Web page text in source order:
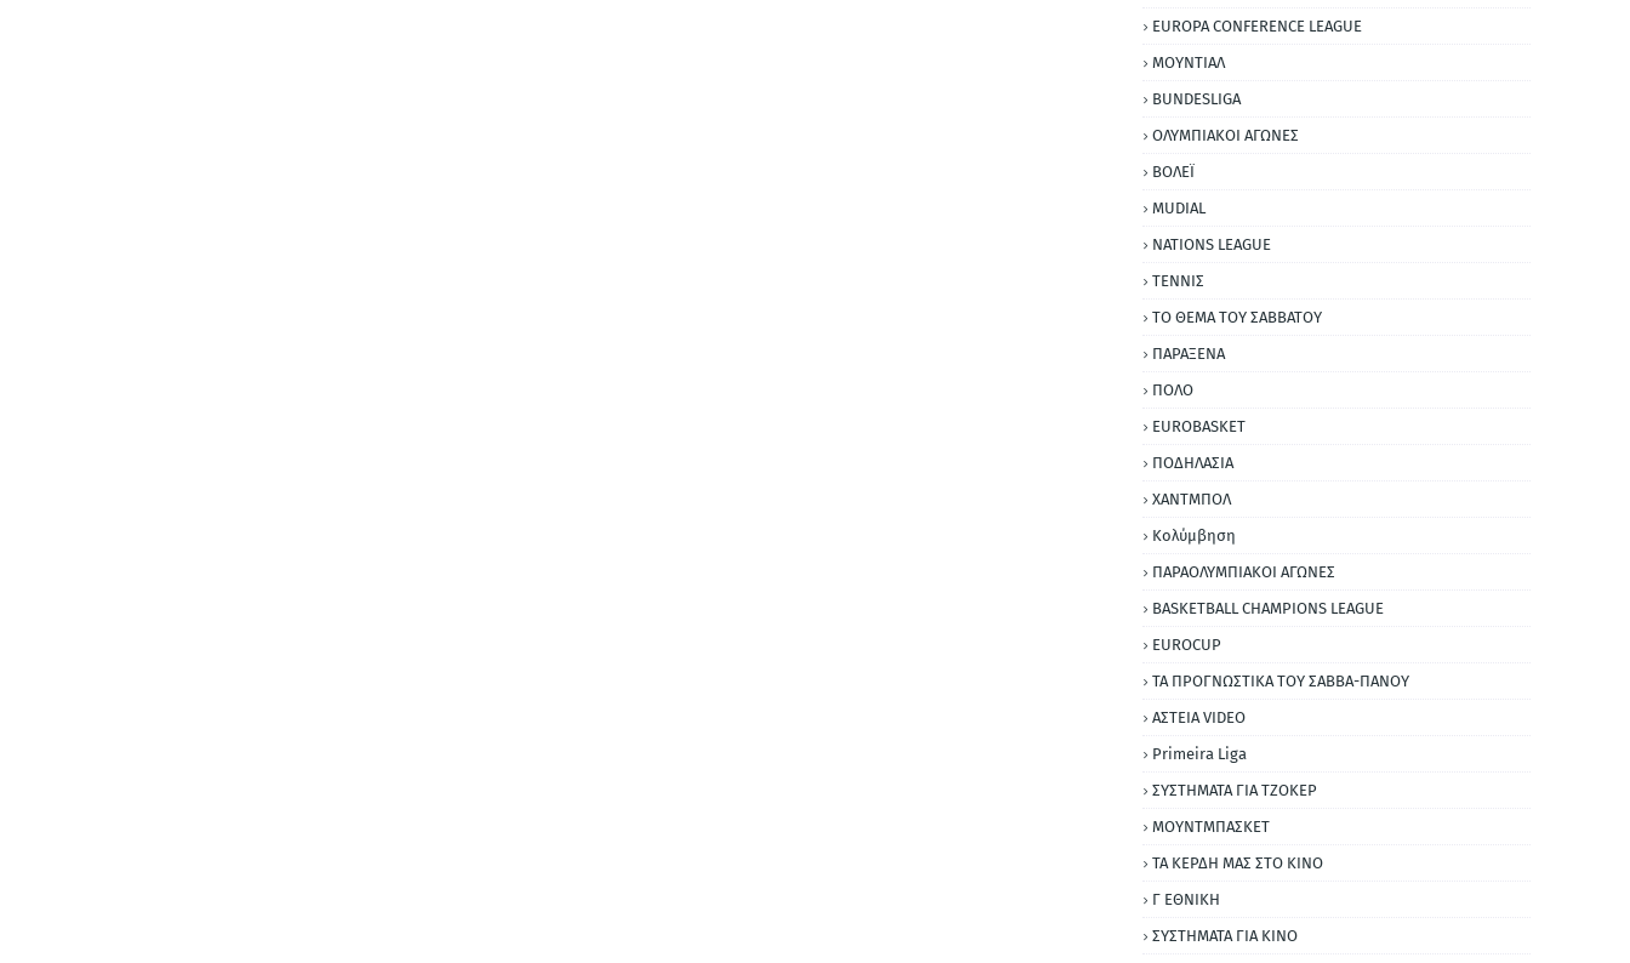
EUROPA CONFERENCE LEAGUE
ΜΟΥΝΤΙΑΛ
BUNDESLIGA
ΟΛΥΜΠΙΑΚΟΙ ΑΓΩΝΕΣ
ΒΟΛΕΪ
MUDIAL
NATIONS LEAGUE
ΤΕΝΝΙΣ
ΤΟ ΘΕΜΑ ΤΟΥ ΣΑΒΒΑΤΟΥ
ΠΑΡΑΞΕΝΑ
ΠΟΛΟ
EUROBASKET
ΠΟΔΗΛΑΣΙΑ
ΧΑΝΤΜΠΟΛ
Κολύμβηση
ΠΑΡΑΟΛΥΜΠΙΑΚΟΙ ΑΓΩΝΕΣ
BASKETBALL CHAMPIONS LEAGUE
EUROCUP
ΤΑ ΠΡΟΓΝΩΣΤΙΚΑ ΤΟΥ ΣΑΒΒΑ-ΠΑΝΟΥ
ΑΣΤΕΙΑ VIDEO
Primeira Liga
ΣΥΣΤΗΜΑΤΑ ΓΙΑ ΤΖΟΚΕΡ
ΜΟΥΝΤΜΠΑΣΚΕΤ
ΤΑ ΚΕΡΔΗ ΜΑΣ ΣΤΟ ΚΙΝΟ
Γ ΕΘΝΙΚΗ
ΣΥΣΤΗΜΑΤΑ ΓΙΑ ΚΙΝΟ